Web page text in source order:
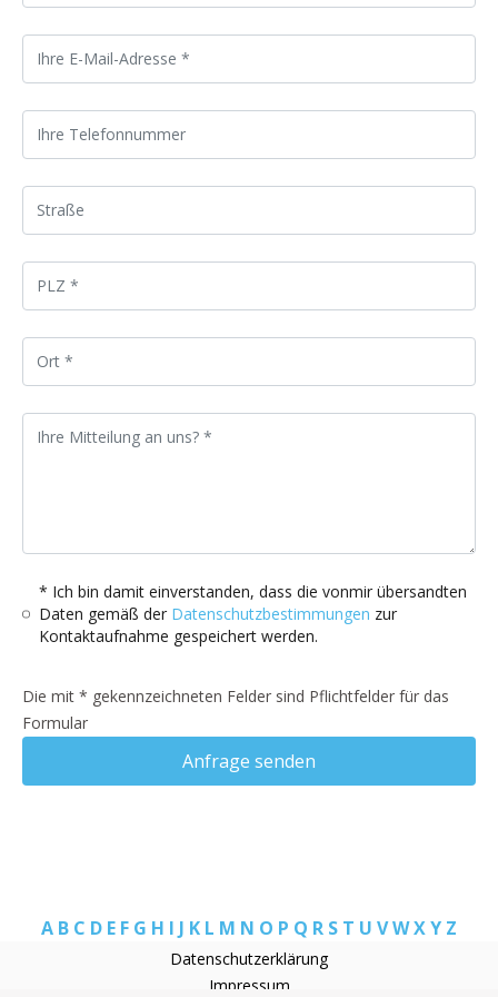
* Ich bin damit einverstanden, dass die vonmir übersandten
Daten gemäß der Datenschutzbestimmungen zur
Kontaktaufnahme gespeichert werden.
Die mit * gekennzeichneten Felder sind Pflichtfelder für das
Formular
Anfrage senden
A B C D E F G H I J K L M N O P Q R S T U VWXY Z
Datenschutzerklärung
Impressum